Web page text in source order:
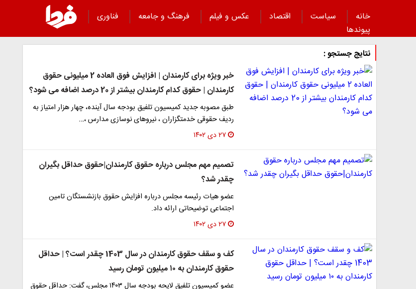
خانه سیاست اقتصاد عکس و فیلم فرهنگ و جامعه
فناوری
پیوند‌ها
نتایج جستجو :
خبر ویژه برای کارمندان | افزایش فوق العاده 2 میلیونی حقوق
کارمندان | حقوق کدام کارمندان بیشتر از 20 درصد اضافه می شود؟
طبق مصوبه جدید کمیسیون تلفیق بودجه سال آینده، چهار هزار امتیاز به
ردیف حقوقی خدمتگزاران ، نیروهای نوسازی مدارس ،…
۲۷ دی ۱۴۰۲
تصمیم مهم مجلس درباره حقوق کارمندان|حقوق حداقل بگیران
چقدر شد؟
عضو هیات رئیسه مجلس درباره افزایش حقوق بازنشستگان تامین
اجتماعی توضیحاتی ارائه داد.
۲۷ دی ۱۴۰۲
کف و سقف حقوق کارمندان در سال 1403 چقدر است؟ | حداقل
حقوق کارمندان به ۱۰ میلیون تومان رسید
عضو کمیسیون تلفیق لایحه بودجه سال ۱۴۰۳ مجلس، گفت: حداقل حقوق